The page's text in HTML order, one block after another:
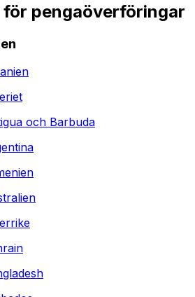
pengaöverföringar
och Barbuda